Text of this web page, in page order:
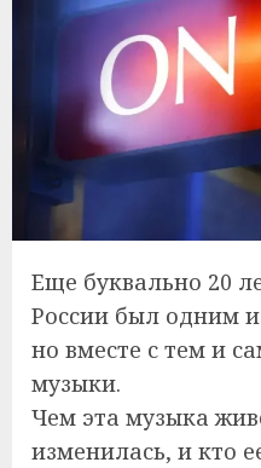
Еще буквально 20
России был одним
но вместе с тем и
музыки.
Чем эта музыка
изменилась, и кто